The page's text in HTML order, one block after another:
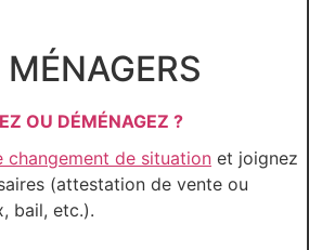
OU DÉMÉNAGEZ ?
changement de situation et joignez
(attestation de vente ou
bail, etc.).